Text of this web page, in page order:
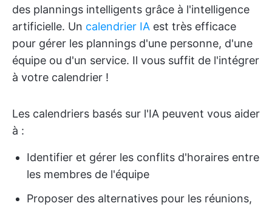
des plannings intelligents grâce à l'intelligence
artificielle. Un calendrier IA est très efficace
pour gérer les plannings d'une personne, d'une
équipe ou d'un service. Il vous suffit de l'intégrer
à votre calendrier !
Les calendriers basés sur l'IA peuvent vous aider
à :
Identifier et gérer les conflits d'horaires entre
les membres de l'équipe
Proposer des alternatives pour les réunions,